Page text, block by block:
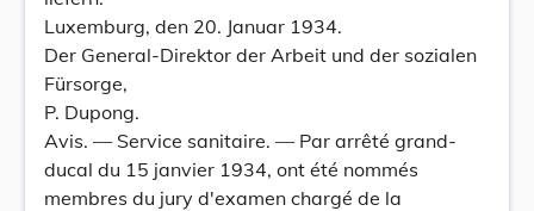
Luxemburg, den 20. Januar 1934.
Der General-Direktor der Arbeit und der sozialen
Fürsorge,
P. Dupong.
Avis. — Service sanitaire. — Par arrêté grand-
ducal du 15 janvier 1934, ont été nommés
membres du jury d'examen chargé de la